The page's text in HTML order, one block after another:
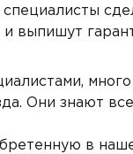
выпишут
Они знают
в